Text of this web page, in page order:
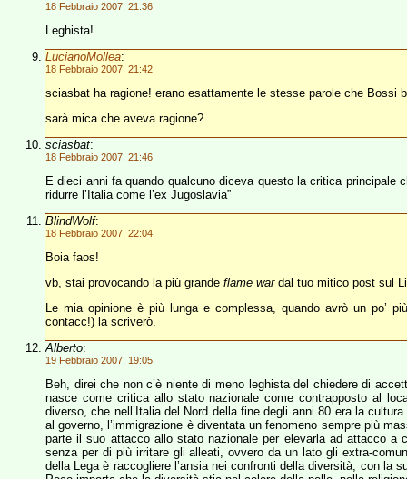
18 Febbraio 2007, 21:36
Leghista!
LucianoMollea:
18 Febbraio 2007, 21:42
sciasbat ha ragione! erano esattamente le stesse parole che Bossi
sarà mica che aveva ragione?
sciasbat:
18 Febbraio 2007, 21:46
E dieci anni fa quando qualcuno diceva questo la critica principale
ridurre l’Italia come l’ex Jugoslavia”
BlindWolf:
18 Febbraio 2007, 22:04
Boia faos!
vb, stai provocando la più grande flame wardal tuo mitico post sul
Le mia opinione è più lunga e complessa, quando avrò un po’
contacc!) la scriverò.
Alberto:
19 Febbraio 2007, 19:05
Beh, direi che non c’è niente di meno leghista del chiedere di
nasce come critica allo stato nazionale come contrapposto al
diverso, che nell’Italia del Nord della fine degli anni 80 era la
al governo, l’immigrazione è diventata un fenomeno sempre più
parte il suo attacco allo stato nazionale per elevarla ad attacco
senza per di più irritare gli alleati, ovvero da un lato gli extra-
della Lega è raccogliere l’ansia nei confronti della diversità, con la